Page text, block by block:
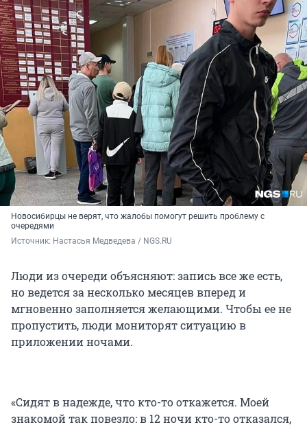
Новосибирцы не верят, что жалобы помогут решить проблему с
очередями
Источник: Настасья Медведева / NGS.RU
Люди из очереди объясняют: запись все же есть,
но ведется за несколько месяцев вперед и
мгновенно заполняется желающими. Чтобы ее не
пропустить, люди мониторят ситуацию в
приложении ночами.
«Сидят в надежде, что кто-то откажется. Моей
знакомой так повезло: в 12 ночи кто-то отказался,